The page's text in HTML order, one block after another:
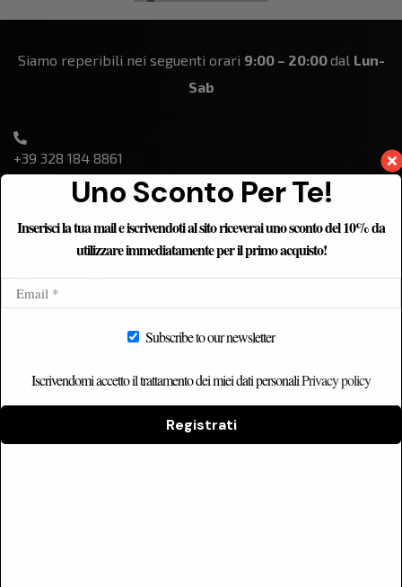
Siamo reperibili nei seguenti orari 9:00 – 20:00dal Lun-
Sab
+39 328 184 8861
ETNICHOME
Catalogo
Contatti
Uno Sconto Per Te!
Inserisci la tua mail e iscrivendoti al sito riceverai uno sconto del 10% da
utilizzare immediatamente per il primo acquisto!
Subscribe to our newsletter
Iscrivendomi accetto il trattamento dei miei dati personaliPrivacy policy
Registrati